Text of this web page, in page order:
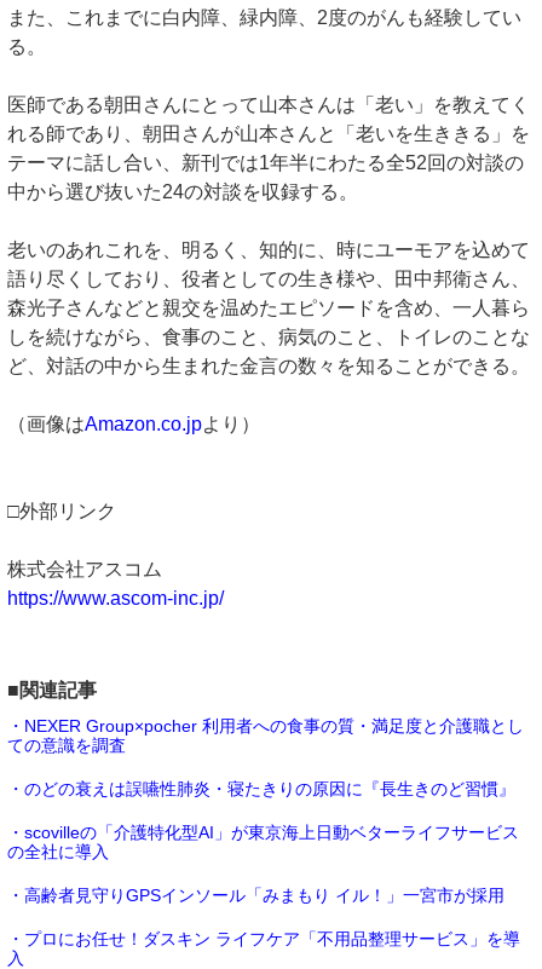
また、これまでに白内障、緑内障、2度のがんも経験してい
る。
医師である朝田さんにとって山本さんは「老い」を教えてく
れる師であり、朝田さんが山本さんと「老いを生ききる」を
テーマに話し合い、新刊では1年半にわたる全52回の対談の
中から選び抜いた24の対談を収録する。
老いのあれこれを、明るく、知的に、時にユーモアを込めて
語り尽くしており、役者としての生き様や、田中邦衛さん、
森光子さんなどと親交を温めたエピソードを含め、一人暮ら
しを続けながら、食事のこと、病気のこと、トイレのことな
ど、対話の中から生まれた金言の数々を知ることができる。
（画像はAmazon.co.jpより）
□外部リンク
株式会社アスコム
https://www.ascom-inc.jp/
■関連記事
・NEXER Group×pocher 利用者への食事の質・満足度と介護職とし
ての意識を調査
・のどの衰えは誤嚥性肺炎・寝たきりの原因に『長生きのど習慣』
・scovilleの「介護特化型AI」が東京海上日動ベターライフサービス
の全社に導入
・高齢者見守りGPSインソール「みまもり イル！」一宮市が採用
・プロにお任せ！ダスキン ライフケア「不用品整理サービス」を導
入